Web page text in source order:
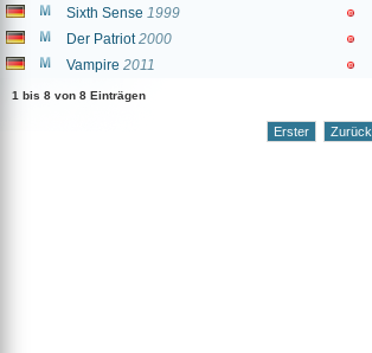
Sixth Sense 1999
Der Patriot 2000
Vampire 2011
1 bis 8 von 8 Einträgen
Erster Zurück